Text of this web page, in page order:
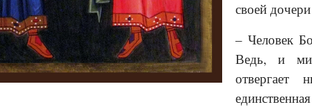
своей
– Человек
Ведь, и